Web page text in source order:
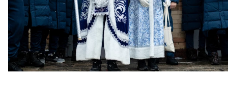
Новогодний праздник в Академии ПФК ЦСКА
27 ДЕКАБРЯ 2025 09:00